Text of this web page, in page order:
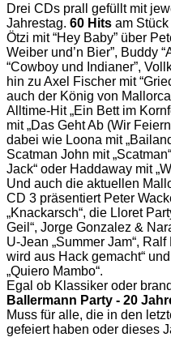
Drei CDs prall gefüllt mit
Jahrestag. 60 Hits am Stück
Ötzi mit “Hey Baby” über
Weiber und’n Bier”, Buddy
“Cowboy und Indianer”,
hin zu Axel Fischer mit
auch der König von
Alltime-Hit „Ein Bett im
mit „Das Geht Ab (Wir
dabei wie Loona mit
Scatman John mit
Jack“ oder Haddaway mit
Und auch die aktuellen
CD 3 präsentiert Peter
„Knackarsch“, die Lloret
Geil“, Jorge Gonzalez &
U-Jean „Summer Jam“,
wird aus Hack gemacht“
„Quiero Mambo“.
Egal ob Klassiker oder
Ballermann Party - 20
Muss für alle, die in den
gefeiert haben oder dieses